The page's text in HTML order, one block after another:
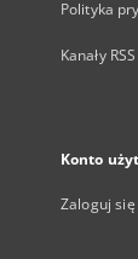
Polityka
Kanały RSS
Konto
Zaloguj się